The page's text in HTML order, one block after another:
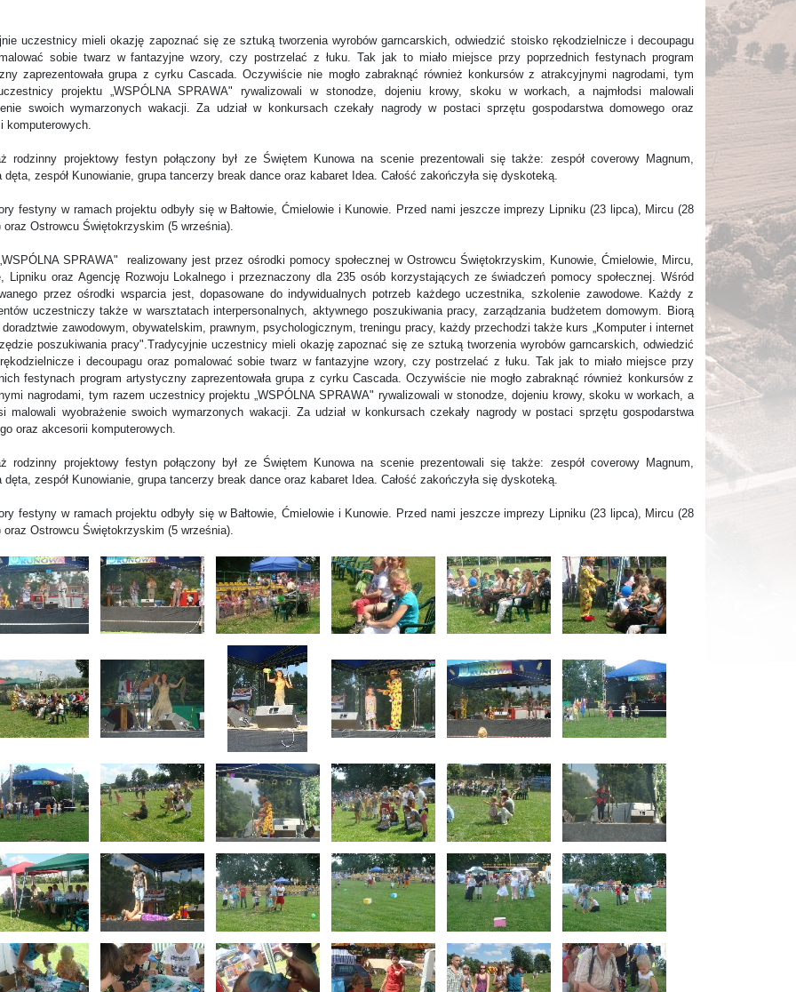
uczestnicy mieli okazję zapoznać się ze sztuką tworzenia wyrobów garncarskich, odwiedzić stoisko rękodzielnicze i decoupagu
sobie twarz w fantazyjne wzory, czy postrzelać z łuku. Tak jak to miało miejsce przy poprzednich festynach program
zaprezentowała grupa z cyrku Cascada. Oczywiście nie mogło zabraknąć również konkursów z atrakcyjnymi nagrodami, tym
projektu „WSPÓLNA SPRAWA" rywalizowali w stonodze, dojeniu krowy, skoku w workach, a najmłodsi malowali
swoich wymarzonych wakacji. Za udział w konkursach czekały nagrody w postaci sprzętu gospodarstwa domowego oraz
komputerowych.
rodzinny projektowy festyn połączony był ze Świętem Kunowa na scenie prezentowali się także: zespół coverowy Magnum,
dęta, zespół Kunowianie, grupa tancerzy break dance oraz kabaret Idea. Całość zakończyła się dyskoteką.
festyny w ramach projektu odbyły się w Bałtowie, Ćmielowie i Kunowie. Przed nami jeszcze imprezy Lipniku (23 lipca), Mircu (28
oraz Ostrowcu Świętokrzyskim (5 września).
SPRAWA" realizowany jest przez ośrodki pomocy społecznej w Ostrowcu Świętokrzyskim, Kunowie, Ćmielowie, Mircu,
Lipniku oraz Agencję Rozwoju Lokalnego i przeznaczony dla 235 osób korzystających ze świadczeń pomocy społecznej. Wśród
przez ośrodki wsparcia jest, dopasowane do indywidualnych potrzeb każdego uczestnika, szkolenie zawodowe. Każdy z
uczestniczy także w warsztatach interpersonalnych, aktywnego poszukiwania pracy, zarządzania budżetem domowym. Biorą
doradztwie zawodowym, obywatelskim, prawnym, psychologicznym, treningu pracy, każdy przechodzi także kurs „Komputer i internet
poszukiwania pracy".Tradycyjnie uczestnicy mieli okazję zapoznać się ze sztuką tworzenia wyrobów garncarskich, odwiedzić
i decoupagu oraz pomalować sobie twarz w fantazyjne wzory, czy postrzelać z łuku. Tak jak to miało miejsce przy
festynach program artystyczny zaprezentowała grupa z cyrku Cascada. Oczywiście nie mogło zabraknąć również konkursów z
nagrodami, tym razem uczestnicy projektu „WSPÓLNA SPRAWA" rywalizowali w stonodze, dojeniu krowy, skoku w workach, a
malowali wyobrażenie swoich wymarzonych wakacji. Za udział w konkursach czekały nagrody w postaci sprzętu gospodarstwa
oraz akcesorii komputerowych.
rodzinny projektowy festyn połączony był ze Świętem Kunowa na scenie prezentowali się także: zespół coverowy Magnum,
dęta, zespół Kunowianie, grupa tancerzy break dance oraz kabaret Idea. Całość zakończyła się dyskoteką.
festyny w ramach projektu odbyły się w Bałtowie, Ćmielowie i Kunowie. Przed nami jeszcze imprezy Lipniku (23 lipca), Mircu (28
oraz Ostrowcu Świętokrzyskim (5 września).